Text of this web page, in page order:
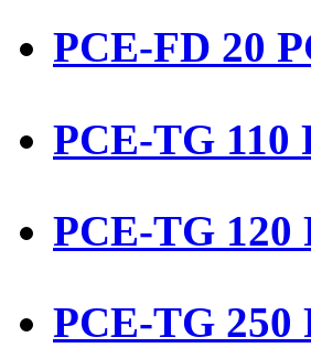
PCE-FD 20
PCE-TG
PCE-TG
PCE-TG